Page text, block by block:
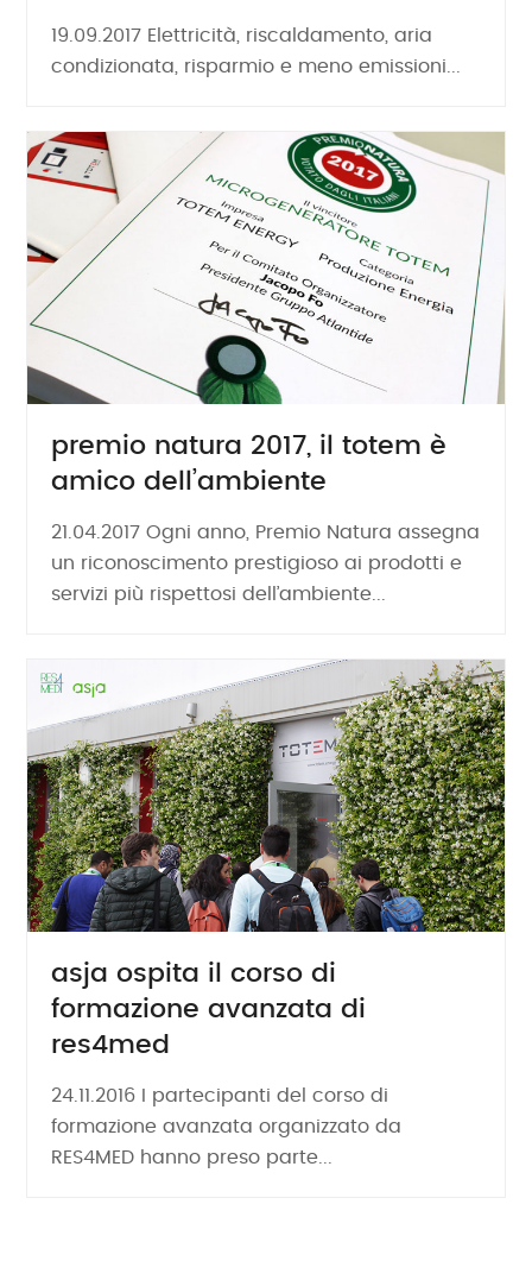
19.09.2017 Elettricità, riscaldamento, aria
condizionata, risparmio e meno emissioni...
premio natura 2017, il totem è
amico dell’ambiente
21.04.2017 Ogni anno, Premio Natura assegna
un riconoscimento prestigioso ai prodotti e
servizi più rispettosi dell’ambiente...
asja ospita il corso di
formazione avanzata di
res4med
24.11.2016 I partecipanti del corso di
formazione avanzata organizzato da
RES4MED hanno preso parte...